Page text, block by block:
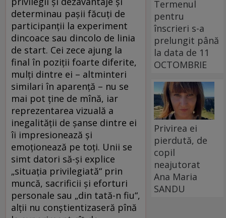
determinau pașii făcuți de
participanții la experiment
dincoace sau dincolo de linia
de start. Cei zece ajung la
final în poziții foarte diferite,
mulți dintre ei – altminteri
similari în aparență – nu se
mai pot ține de mînă, iar
reprezentarea vizuală a
inegalității de șanse dintre ei
îi impresionează și
emoționează pe toți. Unii se
simt datori să-și explice
„situația privilegiată“ prin
muncă, sacrificii și eforturi
personale sau „din tată-n fiu“,
alții nu conștientizaseră pînă
Termenul
pentru
înscrieri s-a
prelungit până
la data de 11
OCTOMBRIE
Privirea ei
pierdută, de
copil
neajutorat
Ana Maria
SANDU